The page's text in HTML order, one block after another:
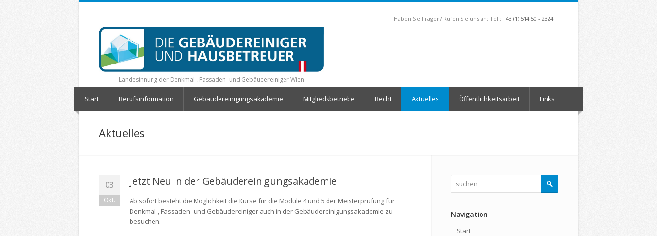
Landesinnung der Denkmal-, Fassaden- und Gebäudereiniger Wien
Haben Sie Fragen? Rufen Sie uns an: Tel.: +43 (1) 514 50 - 2324
Start Berufsinformation Gebäudereinigungsakademie Mitgliedsbetriebe Recht Aktuelles Öffentlichkeitsarbeit Links
Aktuelles
03
Okt.
Jetzt Neu in der Gebäudereinigungsakademie
Ab sofort besteht die Möglichkeit die Kurse für die Module 4 und 5 der Meisterprüfung für
Denkmal-, Fassaden- und Gebäudereiniger auch in der Gebäudereinigungsakademie zu
besuchen.
Navigation
Start